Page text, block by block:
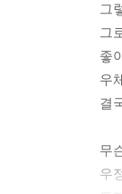
그
그
좋
우
결
무
우